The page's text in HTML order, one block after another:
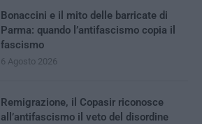
Bonaccini e il mito delle barricate di
Parma: quando l’antifascismo copia il
fascismo
6 Agosto 2026
Remigrazione, il Copasir riconosce
all’antifascismo il veto del disordine